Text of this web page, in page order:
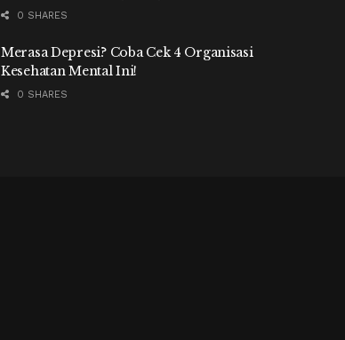
0 SHARES
Merasa Depresi? Coba Cek 4 Organisasi
Kesehatan Mental Ini!
0 SHARES